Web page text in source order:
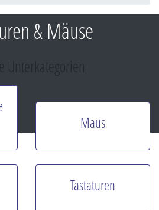
& Mäuse
Unterkategorien
Maus
Tastaturen